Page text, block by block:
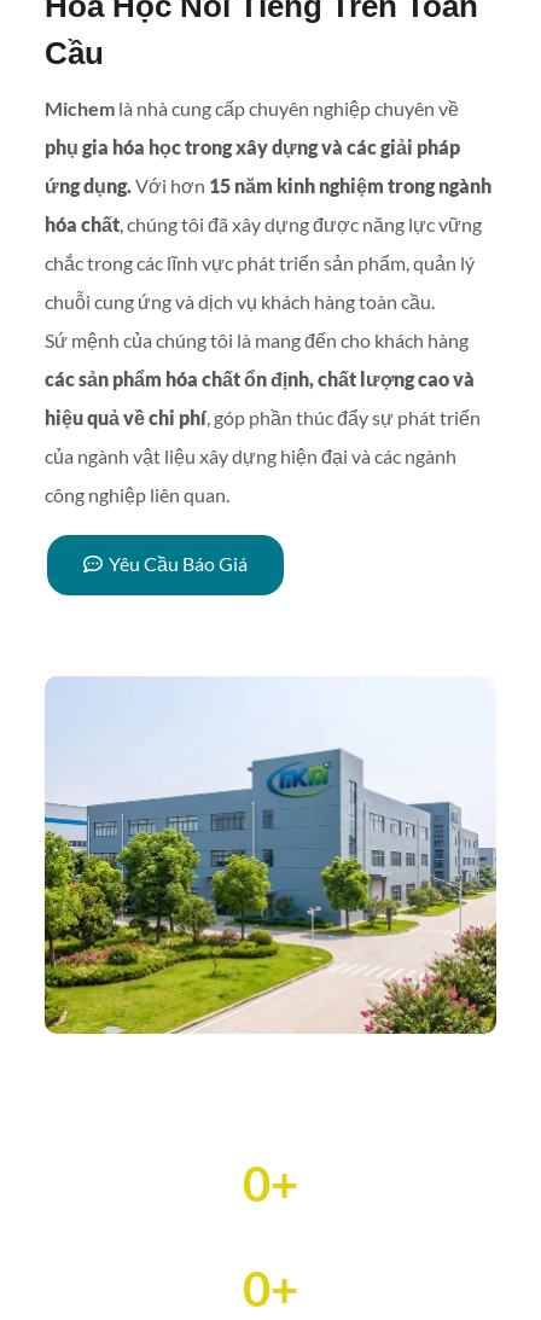
Cầu
Michem là nhà cung cấp chuyên nghiệp chuyên về
phụ gia hóa học trong xây dựng và các giải pháp
ứng dụng.Với hơn 15 năm kinh nghiệm trong ngành
hóa chất, chúng tôi đã xây dựng được năng lực vững
chắc trong các lĩnh vực phát triển sản phẩm, quản lý
chuỗi cung ứng và dịch vụ khách hàng toàn cầu.
Sứ mệnh của chúng tôi là mang đến cho khách hàng
các sản phẩm hóa chất ổn định, chất lượng cao và
hiệu quả về chi phí, góp phần thúc đẩy sự phát triển
của ngành vật liệu xây dựng hiện đại và các ngành
công nghiệp liên quan.
Yêu Cầu Báo Giá
0+
0+